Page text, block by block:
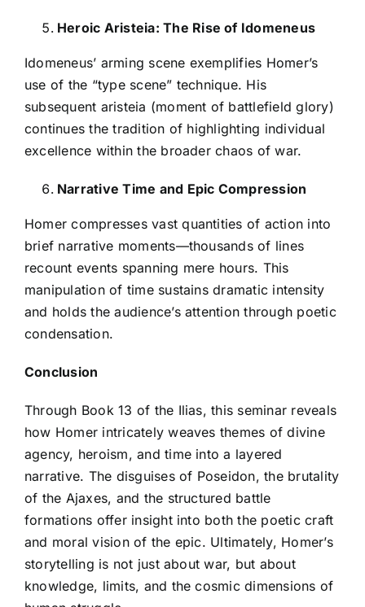
Heroic Aristeia: The Rise of Idomeneus
Idomeneus’ arming scene exemplifies Homer’s
use of the “type scene” technique. His
subsequent aristeia (moment of battlefield glory)
continues the tradition of highlighting individual
excellence within the broader chaos of war.
Narrative Time and Epic Compression
Homer compresses vast quantities of action into
brief narrative moments—thousands of lines
recount events spanning mere hours. This
manipulation of time sustains dramatic intensity
and holds the audience’s attention through poetic
condensation.
Conclusion
Through Book 13 of the Ilias, this seminar reveals
how Homer intricately weaves themes of divine
agency, heroism, and time into a layered
narrative. The disguises of Poseidon, the brutality
of the Ajaxes, and the structured battle
formations offer insight into both the poetic craft
and moral vision of the epic. Ultimately, Homer’s
storytelling is not just about war, but about
knowledge, limits, and the cosmic dimensions of